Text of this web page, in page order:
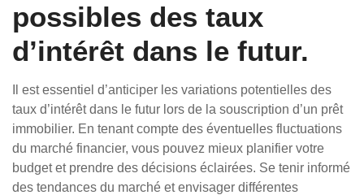
possibles des taux
d’intérêt dans le futur.
Il est essentiel d’anticiper les variations potentielles des
taux d’intérêt dans le futur lors de la souscription d’un prêt
immobilier. En tenant compte des éventuelles fluctuations
du marché financier, vous pouvez mieux planifier votre
budget et prendre des décisions éclairées. Se tenir informé
des tendances du marché et envisager différentes